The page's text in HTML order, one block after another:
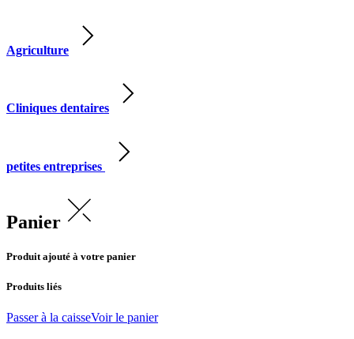
Agriculture
Cliniques dentaires
petites entreprises
Panier
Produit ajouté à votre panier
Produits liés
Passer à la caisseVoir le panier